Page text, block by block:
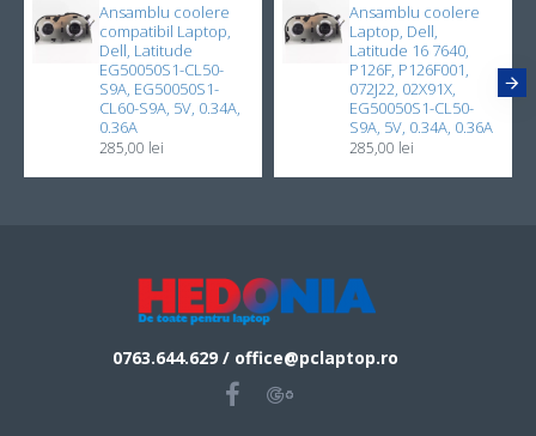
Ansamblu coolere
compatibil Laptop,
Dell, Latitude
EG50050S1-CL50-
S9A, EG50050S1-
CL60-S9A, 5V, 0.34A,
0.36A
285,00 lei
Ansamblu coolere
Laptop, Dell,
Latitude 16 7640,
P126F, P126F001,
072J22, 02X91X,
EG50050S1-CL50-
S9A, 5V, 0.34A, 0.36A
285,00 lei
0763.644.629 / office@pclaptop.ro